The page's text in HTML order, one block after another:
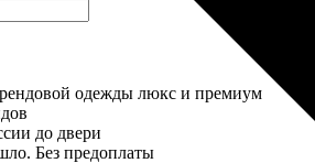
одежды люкс и премиум
до двери
Без предоплаты